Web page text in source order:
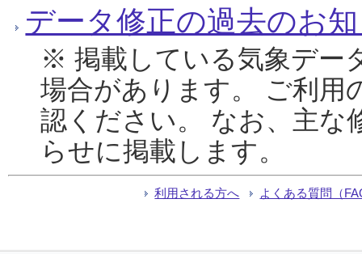
データ修正の過去のお
※ 掲載している気象デー
場合があります。 ご利用
認ください。 なお、主な
らせに掲載します。
利用される方へ よくある質問（